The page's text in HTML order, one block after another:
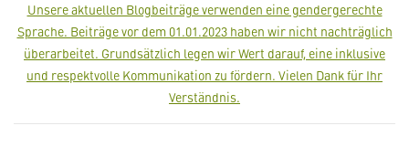
Unsere aktuellen Blogbeiträge verwenden eine gendergerechte
Sprache. Beiträge vor dem 01.01.2023 haben wir nicht nachträglich
überarbeitet. Grundsätzlich legen wir Wert darauf, eine inklusive
und respektvolle Kommunikation zu fördern. Vielen Dank für Ihr
Verständnis.­­